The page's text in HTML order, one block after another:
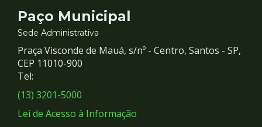
Contato
e
Redes
Sociais
Paço Municipal
Sede Administrativa
Praça Visconde de Mauá, s/nº - Centro, Santos - SP,
CEP 11010-900
Tel:
(13) 3201-5000
Lei de Acesso à Informação